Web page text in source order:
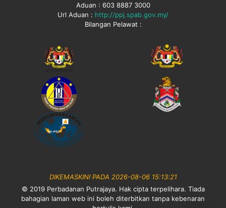
Aduan : 603 8887 3000
Url Aduan : http://ppj.spab.gov.my/
Bilangan Pelawat :
DIKEMASKINI PADA 2026-08-06 15:13:21
© 2019 Perbadanan Putrajaya. Hak cipta terpelihara. Tiada
bahagian laman web ini boleh diterbitkan tanpa kebenaran